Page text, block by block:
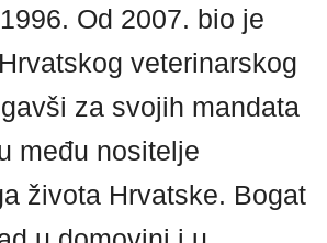
Od 2007. bio je
veterinarskog
za svojih mandata
među nositelje
života Hrvatske. Bogat